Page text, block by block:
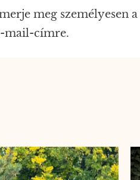
meg
mail-címre.